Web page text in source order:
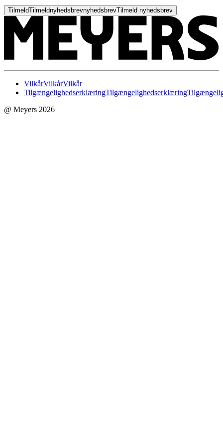
TilmeldTilmeldnyhedsbrevnyhedsbrevTilmeld nyhedsbrev
VilkårVilkårVilkår
TilgængelighedserklæringTilgængelighedserklæring
@ Meyers 2026